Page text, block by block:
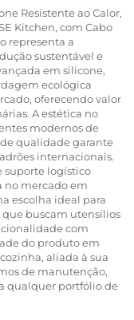
Resistente ao Calor,
Kitchen, com Cabo
representa a
sustentável e
em silicone,
ecológica
oferecendo valor
A estética no
modernos de
qualidade garante
internacionais.
suporte logístico
no mercado em
escolha ideal para
que buscam utensílios
com
do produto em
aliada à sua
de manutenção,
qualquer portfólio de